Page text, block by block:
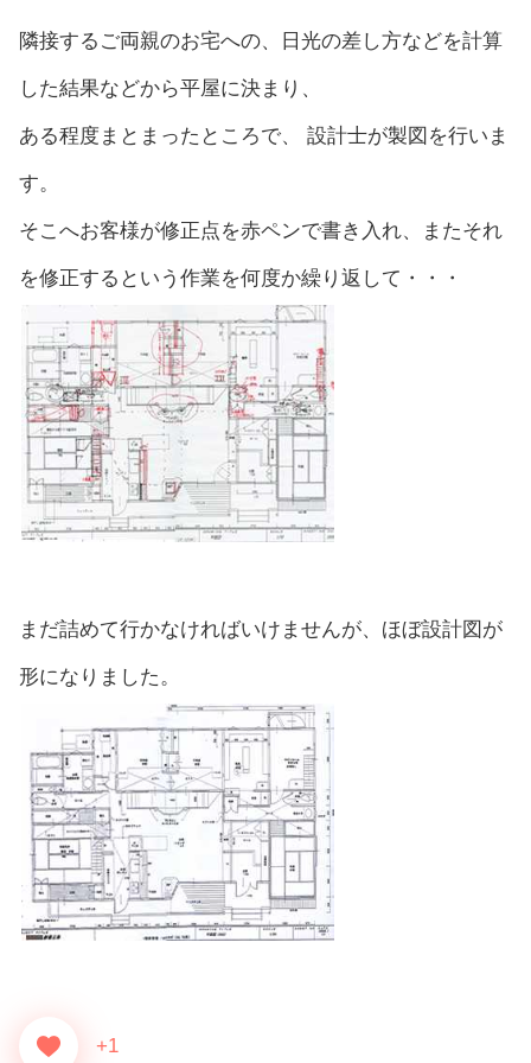
隣接するご両親のお宅への、日光の差し方などを計算
した結果などから平屋に決まり、
ある程度まとまったところで、 設計士が製図を行いま
す。
そこへお客様が修正点を赤ペンで書き入れ、またそれ
を修正するという作業を何度か繰り返して・・・
まだ詰めて行かなければいけませんが、ほぼ設計図が
形になりました。
+1